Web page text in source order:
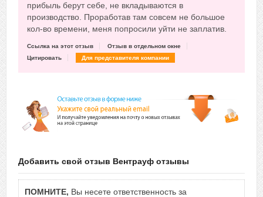
прибыль берут себе, не вкладываются в
производство. Проработав там совсем не большое
кол-во времени, меня попросили уйти не заплатив.
Ссылка на этот отзыв
Отзыв в отдельном окне
Цитировать
Для представителя компании
Добавить свой отзыв Вентрауф отзывы
ПОМНИТЕ, Вы несете ответственность за